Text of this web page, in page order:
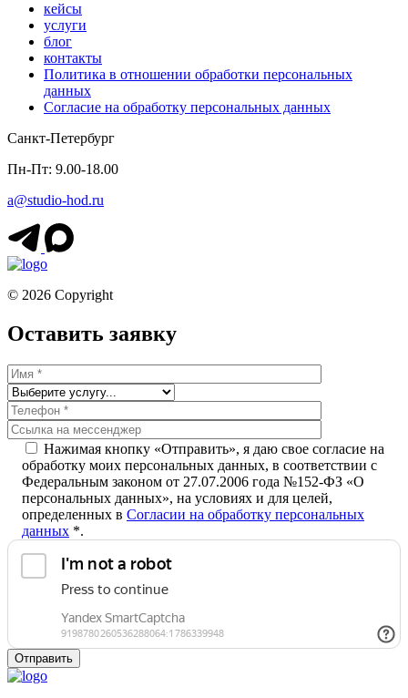
кейсы
услуги
блог
контакты
Политика в отношении обработки персональных
данных
Согласие на обработку персональных данных
Санкт-Петербург
Пн-Пт: 9.00-18.00
a@studio-hod.ru
© 2026 Copyright
Оставить заявку
Нажимая кнопку «Отправить», я даю свое согласие на
обработку моих персональных данных, в соответствии с
Федеральным законом от 27.07.2006 года №152-ФЗ «О
персональных данных», на условиях и для целей,
определенных в Согласии на обработку персональных
данных *.